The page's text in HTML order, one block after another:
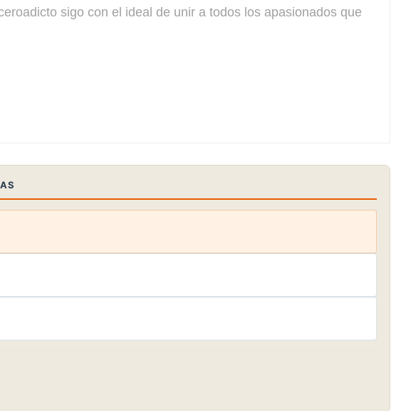
sigo con el ideal de unir a todos los apasionados que